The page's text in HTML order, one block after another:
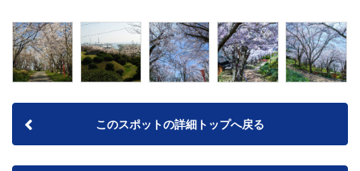
このスポットの詳細トップへ戻る